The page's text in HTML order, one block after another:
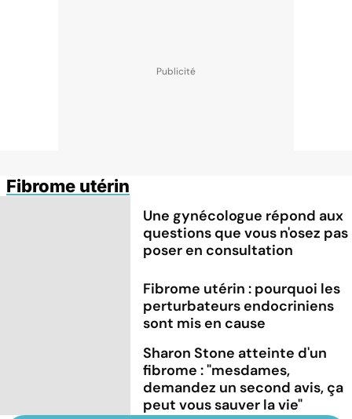
Fibrome utérin
Une gynécologue répond aux
questions que vous n'osez pas
poser en consultation
Fibrome utérin : pourquoi les
perturbateurs endocriniens
sont mis en cause
Sharon Stone atteinte d'un
fibrome : "mesdames,
demandez un second avis, ça
peut vous sauver la vie"